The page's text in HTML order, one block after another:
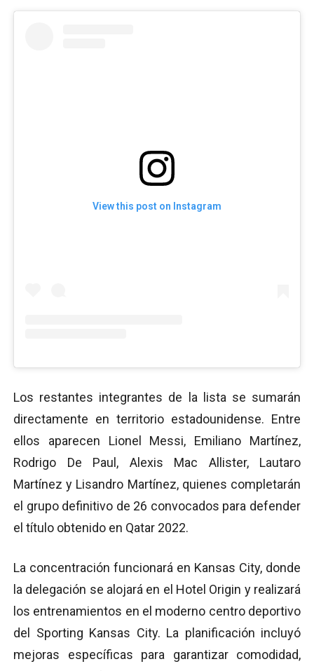
View this post on Instagram
Los restantes integrantes de la lista se sumarán
directamente en territorio estadounidense. Entre
ellos aparecen Lionel Messi, Emiliano Martínez,
Rodrigo De Paul, Alexis Mac Allister, Lautaro
Martínez y Lisandro Martínez, quienes completarán
el grupo definitivo de 26 convocados para defender
el título obtenido en Qatar 2022.
La concentración funcionará en Kansas City, donde
la delegación se alojará en el Hotel Origin y realizará
los entrenamientos en el moderno centro deportivo
del Sporting Kansas City. La planificación incluyó
mejoras específicas para garantizar comodidad,